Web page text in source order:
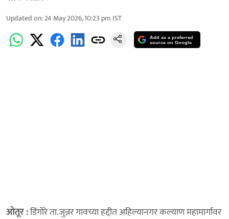
Updated on:24 May 2026, 10:23 pm IST
Add as a preferred
source on Google
ओतूर :डिंगोरे ता.जुन्नर गावच्या हद्दीत अहिल्यानगर कल्याण महामार्गावर